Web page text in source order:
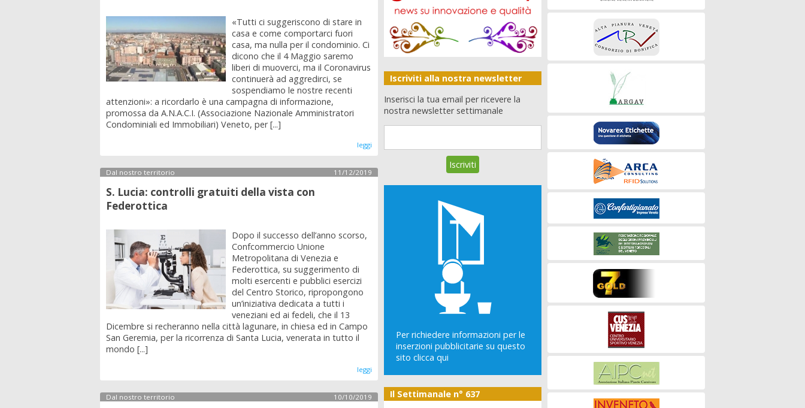
«Tutti ci suggeriscono di stare in
casa e come comportarci fuori
casa, ma nulla per il condominio. Ci
dicono che il 4 Maggio saremo
liberi di muoverci, ma il Coronavirus
continuerà ad aggredirci, se
sospendiamo le nostre recenti
attenzioni»: a ricordarlo è una campagna di informazione,
promossa da A.N.A.C.I. (Associazione Nazionale Amministratori
Condominiali ed Immobiliari) Veneto, per [...]
leggi
Dal nostro territorio 11/12/2019
S. Lucia: controlli gratuiti della vista con
Federottica
Dopo il successo dell’anno scorso,
Confcommercio Unione
Metropolitana di Venezia e
Federottica, su suggerimento di
molti esercenti e pubblici esercizi
del Centro Storico, ripropongono
un’iniziativa dedicata a tutti i
veneziani ed ai fedeli, che il 13
Dicembre si recheranno nella città lagunare, in chiesa ed in Campo
San Geremia, per la ricorrenza di Santa Lucia, venerata in tutto il
mondo [...]
leggi
Dal nostro territorio 10/10/2019
Iscriviti alla nostra newsletter
Inserisci la tua email per ricevere la
nostra newsletter settimanale
Per richiedere informazioni per le
inserzioni pubblicitarie su questo
sito clicca qui
Il Settimanale n° 637